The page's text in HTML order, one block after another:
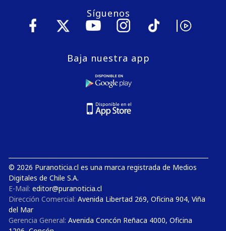
Síguenos
Baja nuestra app
© 2026 Puranoticia.cl es una marca registrada de Medios
Digitales de Chile S.A.
E-Mail: editor@puranoticia.cl
Dirección Comercial: Avenida Libertad 269, Oficina 904, Viña
del Mar
Gerencia General: Avenida Concón Reñaca 4000, Oficina